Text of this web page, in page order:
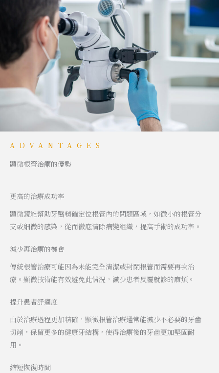
ADVANTAGES
顯微根管治療的優勢
更高的治療成功率
顯微鏡能幫助牙醫精確定位根管內的問題區域，如微小的根管分
支或細微的感染，從而徹底清除病變組織，提高手術的成功率。
減少再治療的機會
傳統根管治療可能因為未能完全清潔或封閉根管而需要再次治
療。顯微技術能有效避免此情況，減少患者反覆就診的麻煩。
提升患者舒適度
由於治療過程更加精確，顯微根管治療通常能減少不必要的牙齒
切削，保留更多的健康牙結構，使得治療後的牙齒更加堅固耐
用。
縮短恢復時間